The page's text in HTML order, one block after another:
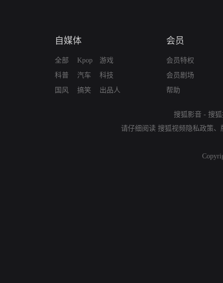
自媒体
全部
科普
国风
Kpop
汽车
搞笑
游戏
科技
出品人
会员
会员特权
会员剧场
帮助
搜狐影音 - 搜
请仔细阅读 搜狐视频隐私政策、